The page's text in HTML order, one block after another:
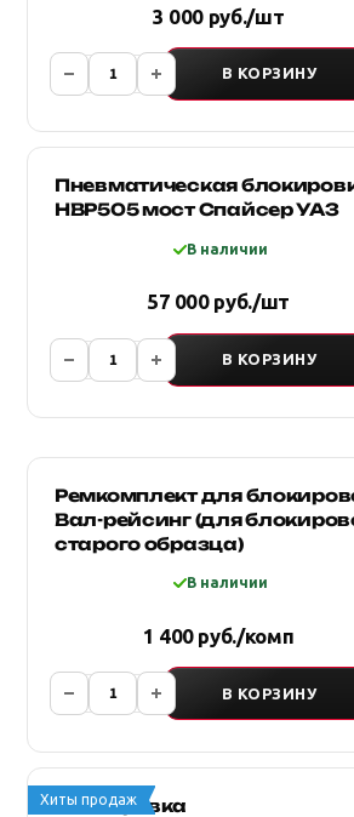
3 000 руб./шт
В КОРЗИНУ
Пневматическая
HBP505 мост Спайсер УАЗ
В наличии
57 000 руб./шт
В КОРЗИНУ
Ремкомплект для
Вал-рейсинг (для
старого образца)
В наличии
1 400 руб./комп
В КОРЗИНУ
Хиты продаж
Блокировка